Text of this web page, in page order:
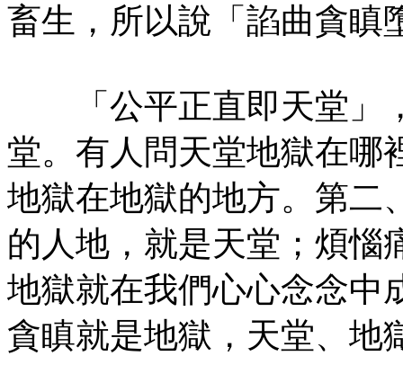
畜生，所以說「諂曲貪瞋
「公平正直即天堂」
堂。有人問天堂地獄在哪
地獄在地獄的地方。第二
的人地，就是天堂；煩惱
地獄就在我們心心念念中
貪瞋就是地獄，天堂、地